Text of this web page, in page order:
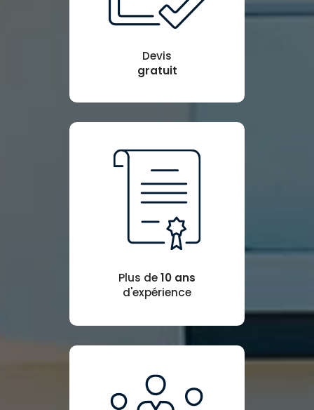
Devis
gratuit
Plus de10 ans
d'expérience